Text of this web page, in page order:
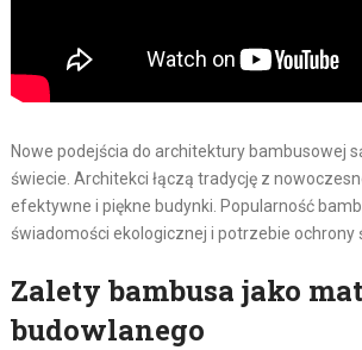
Nowe podejścia do architektury bambusowej
świecie. Architekci łączą tradycję z
efektywne i piękne budynki. Popularność
świadomości ekologicznej i potrzebie ochrony
Zalety bambusa jako
budowlanego